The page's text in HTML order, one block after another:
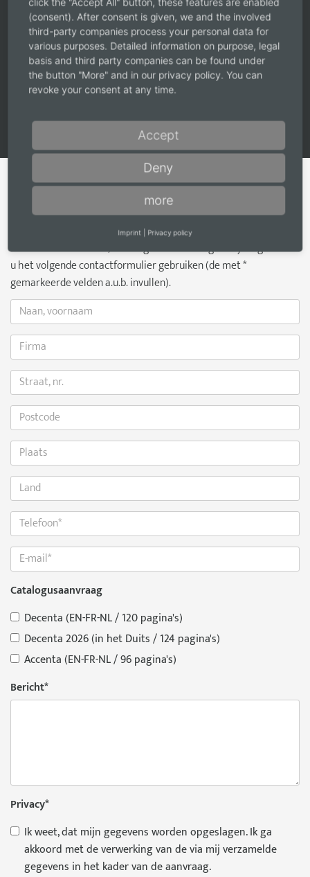
OPENINGSTIJDEN
Wij zijn er voor u:
maandag tot donderdag van 8.00 tot 16.00 uur
Vrijdag van 8.00 tot 12.00 uur
en op afspraak
CONTACTFORMULIER
Voor meer informatie, aanvragen van catalogi of bij vragen kunt
u het volgende contactformulier gebruiken (de met *
gemarkeerde velden a.u.b. invullen).
Catalogusaanvraag
Decenta (EN-FR-NL / 120 pagina's)
Decenta 2026 (in het Duits / 124 pagina's)
Accenta (EN-FR-NL / 96 pagina's)
Bericht*
Privacy*
Ik weet, dat mijn gegevens worden opgeslagen. Ik ga
akkoord met de verwerking van de via mij verzamelde
gegevens in het kader van de aanvraag.
(consent). After consent is given, we and the involved
third-party companies process your personal data for
various purposes. Detailed information on purpose, legal
basis and third party companies can be found under
the button "More" and in our privacy policy. You can
revoke your consent at any time.
Accept
Deny
more
Imprint Privacy policy